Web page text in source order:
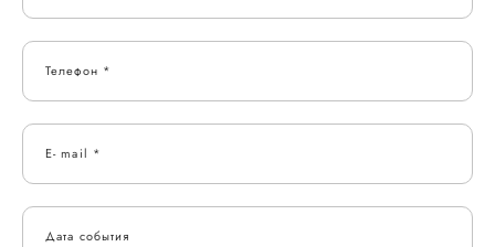
Телефон *
E- mail *
Дата события